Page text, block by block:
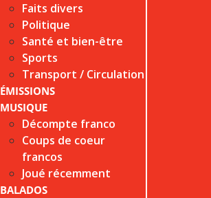
Faits divers
Politique
Santé et bien-être
Sports
Transport / Circulation
ÉMISSIONS
MUSIQUE
Décompte franco
Coups de coeur
francos
Joué récemment
BALADOS